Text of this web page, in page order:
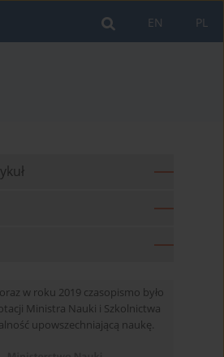
PL
EN
w roku 2019 czasopismo było
Ministra Nauki i Szkolnictwa
upowszechniającą naukę.